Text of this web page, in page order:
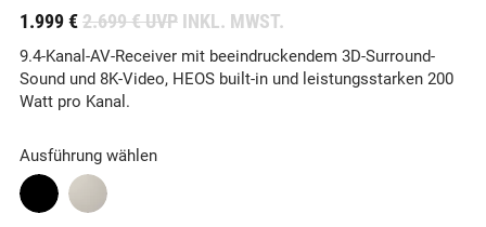
1.999 €2.699 € UVP INKL. MWST.
9.4-Kanal-AV-Receiver mit beeindruckendem 3D-Surround-
Sound und 8K-Video, HEOS built-in und leistungsstarken 200
Watt pro Kanal.
Ausführung wählen